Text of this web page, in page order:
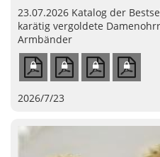
23.07.2026 Katalog der
karätig vergoldete
Armbänder
2026/7/23